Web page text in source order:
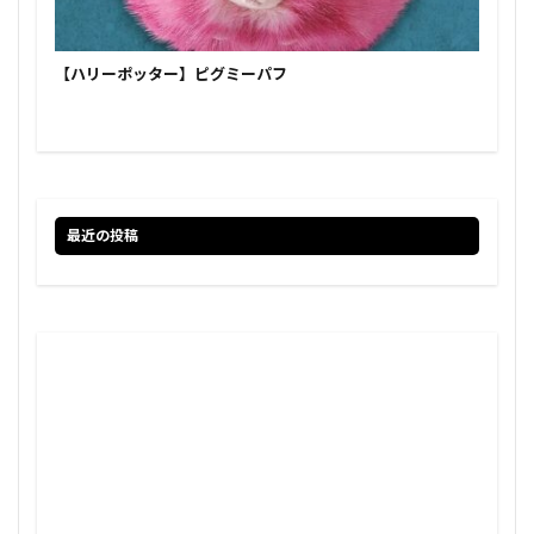
【ハリーポッター】ピグミーパフ
最近の投稿